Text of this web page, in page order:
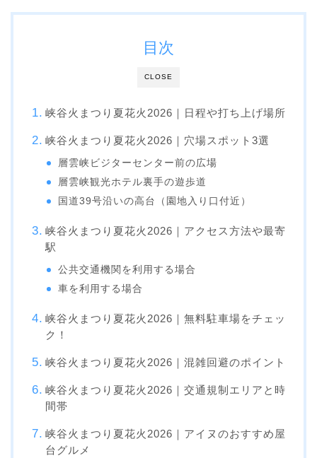
CLOSE
目次
峡谷火まつり夏花火2026｜日程や打ち上げ場所
峡谷火まつり夏花火2026｜穴場スポット3選
層雲峡ビジターセンター前の広場
層雲峡観光ホテル裏手の遊歩道
国道39号沿いの高台（園地入り口付近）
峡谷火まつり夏花火2026｜アクセス方法や最寄
駅
公共交通機関を利用する場合
車を利用する場合
峡谷火まつり夏花火2026｜無料駐車場をチェッ
ク！
峡谷火まつり夏花火2026｜混雑回避のポイント
峡谷火まつり夏花火2026｜交通規制エリアと時
間帯
峡谷火まつり夏花火2026｜アイヌのおすすめ屋
台グルメ